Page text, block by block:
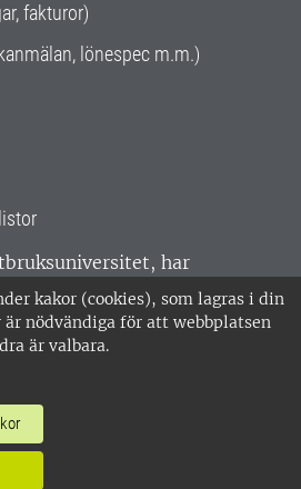
kakor (cookies), som lagras i din
är nödvändiga för att webbplatsen
är valbara.
fakturor)
lönespec m.m.)
har
Sverige. Huvudorter är
Umeå.SLU är
ISO 14001. •
nr: 202100-2817 •
Behandling av